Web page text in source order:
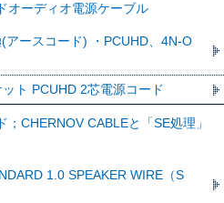
オーディオ電源ケーブル
アースコード) ・PCUHD、4N-O
ト PCUHD 2芯電源コード
CHERNOV CABLEと「SE処理」
1.0 SPEAKER WIRE（S